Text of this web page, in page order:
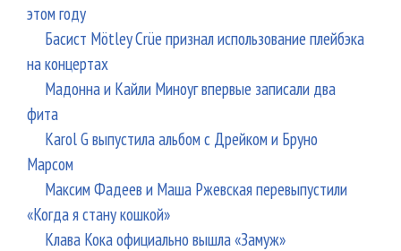
этом году
Басист Mötley Crüe признал использование плейбэка
на концертах
Мадонна и Кайли Миноуг впервые записали два
фита
Karol G выпустила альбом с Дрейком и Бруно
Марсом
Максим Фадеев и Маша Ржевская перевыпустили
«Когда я стану кошкой»
Клава Кока официально вышла «Замуж»